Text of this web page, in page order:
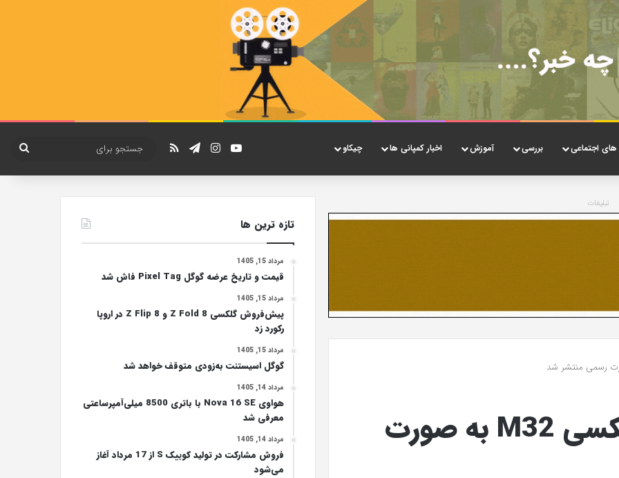
اجتماعی بررسی آموزش اخبار کمپانی ها چیکاو یوتیوباینستاگرام
تلگرام خوراک
برای
تبلیغات
مشخصات گوشی گلکسی M32 به صورت
تازه ترین ها
مرداد 15, 1405
قیمت و تاریخ عرضه گوگل Pixel Tag فاش شد
مرداد 15, 1405
پیش‌فروش گلکسی Z Fold 8 و Z Flip 8 در اروپا
رکورد زد
مرداد 15, 1405
گوگل اسیستنت به‌زودی متوقف خواهد شد
مرداد 14, 1405
هواوی Nova 16 SE با باتری 8500 میلی‌آمپرساعتی
معرفی شد
مرداد 14, 1405
فروش مشارکت در تولید کوییک S از 17 مرداد آغاز
می‌شود